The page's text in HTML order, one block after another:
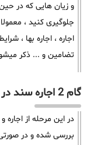
و زیان هایی که در
جلوگیری کنید ،
اجاره ، اجاره بها ،
تضامین و ... ذکر
گام 2 اجاره سند در مشهد (بررسی پرونده)
در این مرحله از
بررسی شده و در